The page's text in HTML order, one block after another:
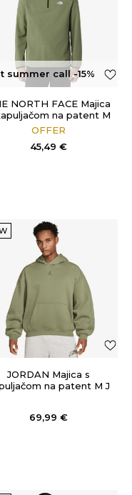
summer call -15%
NORTH FACE Majica
na patent M
FLEECE 1/4 ZIP
JACKET
OFFER
45,49 €
JORDAN Majica s
na patent M J
69,99 €